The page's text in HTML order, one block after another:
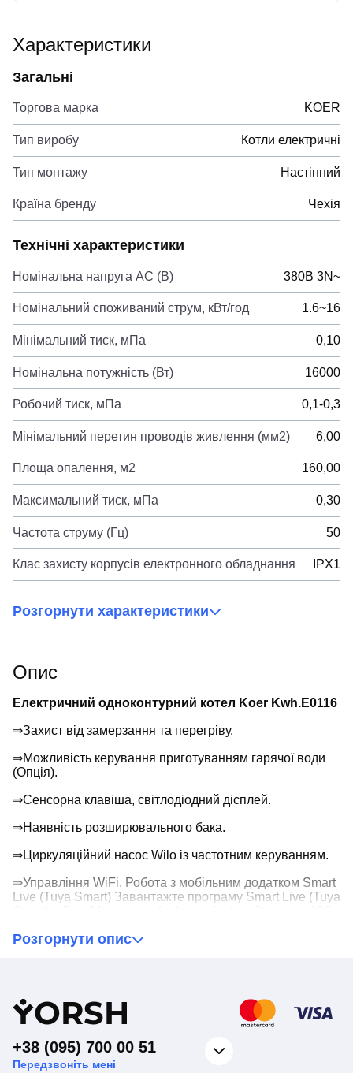
Характеристики
Загальні
Торгова марка KOER
Тип виробу Котли електричні
Тип монтажу Настінний
Країна бренду Чехія
Технічні характеристики
Номінальна напруга AC (В) 380B 3N~
Номінальний споживаний струм, кВт/год 1.6~16
Мінімальний тиск, мПа 0,10
Номінальна потужність (Вт) 16000
Робочий тиск, мПа 0,1-0,3
Мінімальний перетин проводів живлення (мм2) 6,00
Площа опалення, м2 160,00
Максимальний тиск, мПа 0,30
Частота струму (Гц) 50
Клас захисту корпусів електронного обладнання IPX1
Розгорнути характеристики
Опис
Електричний одноконтурний котел Koer Kwh.E0116
⇒Захист від замерзання та перегріву.
⇒Можливість керування приготуванням гарячої води
(Опція).
⇒Сенсорна клавіша, світлодіодний дісплей.
⇒Наявність розширювального бака.
⇒Циркуляційний насос Wilo із частотним керуванням.
⇒Управління WiFi. Робота з мобільним додатком Smart
Live (Tuya Smart) Завантажте програму Smart Live (Tuya
підключить пристрій.
для підключення до котла, сервопривід, датчик
бойлера, електричний кабель з роз’ємами для
підключення сервоприводу до плати котла.
Розгорнути опис
YORSH
+38 (095) 700 00 51
Передзвоніть мені